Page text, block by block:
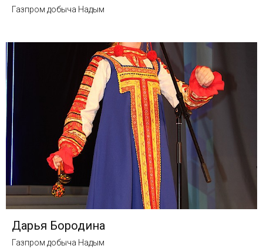
Газпром добыча Надым
Дарья Бородина
Газпром добыча Надым